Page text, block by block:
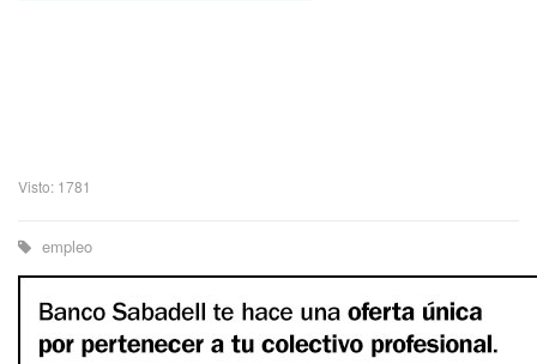
Visto: 1781
empleo